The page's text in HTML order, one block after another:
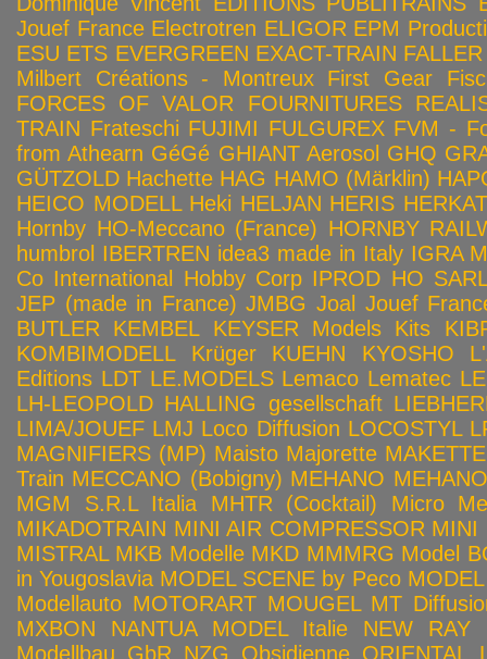
Jouef France Electrotren ELIGOR EPM
ESU ETS EVERGREEN EXACT-TRAIN FALLER
Milbert Créations - Montreux First Gear
FORCES OF VALOR
FOURNITURES
TRAIN Frateschi FUJIMI FULGUREX FVM -
from Athearn GéGé GHIANT Aerosol GHQ
GÜTZOLD Hachette HAG HAMO (Märklin)
HEICO MODELL Heki HELJAN HERIS HERKAT
Hornby HO-Meccano (France) HORNBY
humbrol IBERTREN idea3 made in Italy IGRA
Co International Hobby Corp IPROD HO
JEP (made in France) JMBG Joal Jouef
BUTLER
KEMBEL KEYSER Models Kits
KOMBIMODELL
Krüger KUEHN KYOSHO
Editions LDT LE.MODELS Lemaco Lematec
LH-LEOPOLD HALLING gesellschaft
LIMA/JOUEF LMJ Loco Diffusion LOCOSTYL
MAGNIFIERS (MP) Maisto Majorette MAKETTE
Train MECCANO (Bobigny) MEHANO
MGM S.R.L Italia
MHTR (Cocktail)
Micro
MIKADOTRAIN MINI AIR COMPRESSOR MINI
MISTRAL MKB Modelle MKD MMMRG Model
in Yougoslavia MODEL SCENE by Peco
Modellauto MOTORART MOUGEL MT
MXBON
NANTUA MODEL Italie NEW RAY
Modellbau GbR NZG Obsidienne ORIENTAL